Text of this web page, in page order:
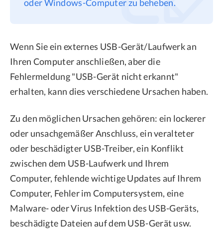
oder Windows-Computer zu beheben.
Wenn Sie ein externes USB-Gerät/Laufwerk an
Ihren Computer anschließen, aber die
Fehlermeldung "USB-Gerät nicht erkannt"
erhalten, kann dies verschiedene Ursachen haben.
Zu den möglichen Ursachen gehören: ein lockerer
oder unsachgemäßer Anschluss, ein veralteter
oder beschädigter USB-Treiber, ein Konflikt
zwischen dem USB-Laufwerk und Ihrem
Computer, fehlende wichtige Updates auf Ihrem
Computer, Fehler im Computersystem, eine
Malware- oder Virus Infektion des USB-Geräts,
beschädigte Dateien auf dem USB-Gerät usw.